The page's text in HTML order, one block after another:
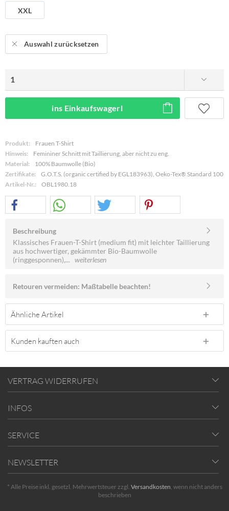
XXL
Auswahl zurücksetzen
ins Einkaufswagerl
Produkt:
Frauen T-Shirt
Hinweis:
Femininer Schnitt mit Taillierung, aber nicht zu eng.
Material:
100% Baumwolle (Bio)
Zertifikate:
G.O.T.S. (organic certified by EGL183963), Oeko-Tex® Standard 100
Artikel-Nr.:
OBL1980.18
Beschreibung
Klassisches Frauen-T-Shirt (medium fit) mit leichter Taillierung
aus hochwertiger, gekämmter Bio-Baumwolle
(ringgesponnen),... weiterlesen
Retouren vermeiden: Maßtabelle beachten!
Ähnliche Artikel
Kunden kauften auch
VERTRAG WIDERRUFEN
INFOS
SERVICE
NEWSLETTER
* Alle Preise inkl. gesetzl. Mehrwertsteuer zzgl. Versandkosten, wenn nicht anders
beschrieben